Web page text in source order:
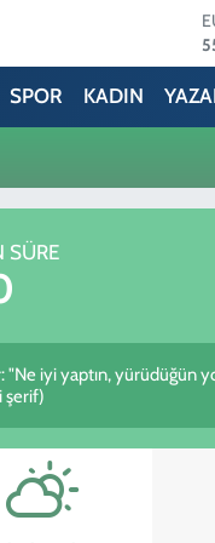
SPOR KADIN
SÜRE
iyi yaptın,
şerif)